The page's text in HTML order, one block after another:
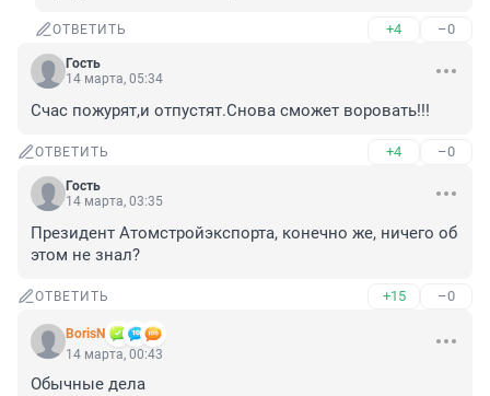
ОТВЕТИТЬ +4 –0
Гость
14 марта, 05:34
Счас пожурят,и отпустят.Снова сможет воровать!!!
ОТВЕТИТЬ +4 –0
Гость
14 марта, 03:35
Президент Атомстройэкспорта, конечно же, ничего об
этом не знал?
ОТВЕТИТЬ +15 –0
BorisN
14 марта, 00:43
Обычные дела